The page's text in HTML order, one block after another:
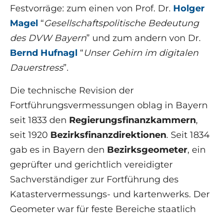
Festvorräge: zum einen von Prof. Dr. Holger
Magel “Gesellschaftspolitische Bedeutung
des DVW Bayern” und zum andern von Dr.
Bernd Hufnagl “Unser Gehirn im digitalen
Dauerstress”.
Die technische Revision der
Fortführungsvermessungen oblag in Bayern
seit 1833 den Regierungsfinanzkammern,
seit 1920 Bezirksfinanzdirektionen. Seit 1834
gab es in Bayern den Bezirksgeometer, ein
geprüfter und gerichtlich vereidigter
Sachverständiger zur Fortführung des
Katastervermessungs- und kartenwerks. Der
Geometer war für feste Bereiche staatlich